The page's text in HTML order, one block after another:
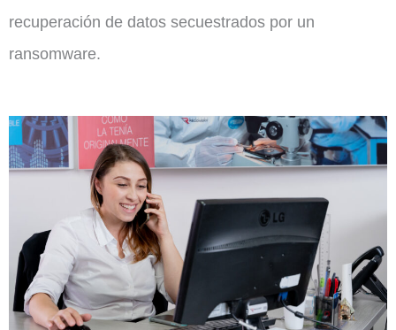
recuperación de datos secuestrados por un
ransomware.